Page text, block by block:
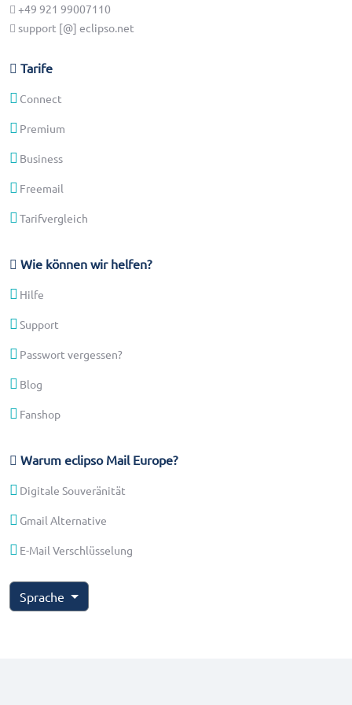
+49 921 99007110
support [@] eclipso.net
Tarife
Connect
Premium
Business
Freemail
Tarifvergleich
Wie können wir helfen?
Hilfe
Support
Passwort vergessen?
Blog
Fanshop
Warum eclipso Mail Europe?
Digitale Souveränität
Gmail Alternative
E-Mail Verschlüsselung
Sprache